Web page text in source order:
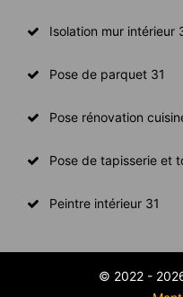
Isolation mur intérieur
Pose de parquet 31
Pose rénovation
Pose de tapisserie et
Peintre intérieur 31
© 2022 -